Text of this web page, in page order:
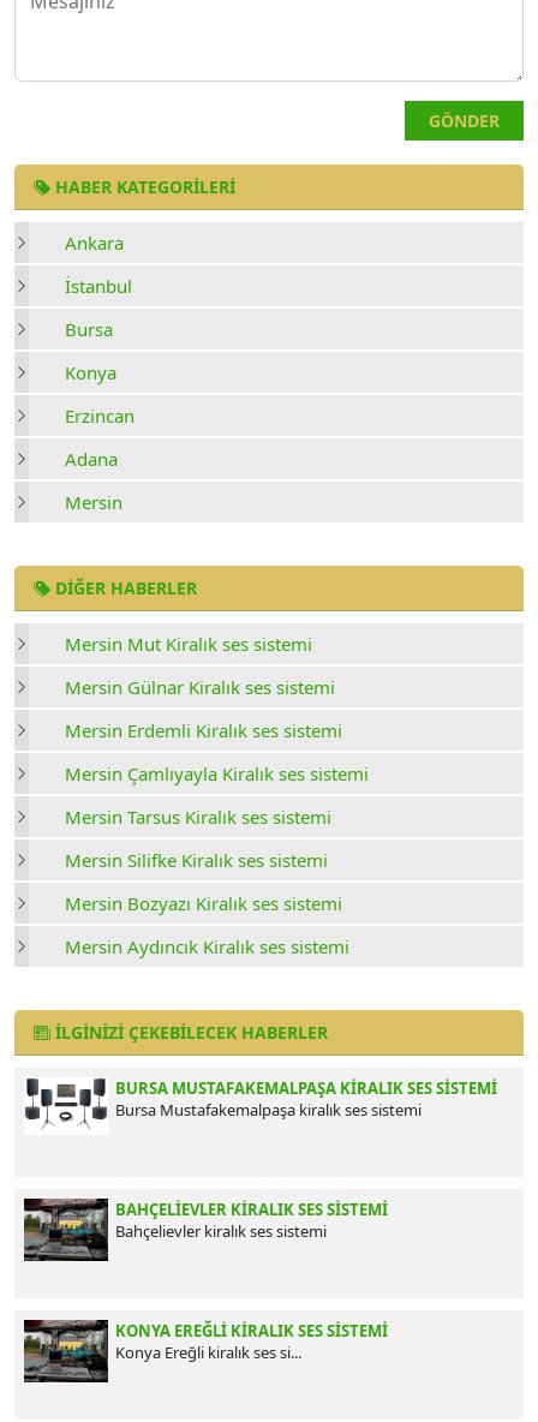
HABER KATEGORILERI
Ankara
İstanbul
Bursa
Konya
Erzincan
Adana
Mersin
DIĞER HABERLER
Mersin Mut Kiralık ses sistemi
Mersin Gülnar Kiralık ses sistemi
Mersin Erdemli Kiralık ses sistemi
Mersin Çamlıyayla Kiralık ses sistemi
Mersin Tarsus Kiralık ses sistemi
Mersin Silifke Kiralık ses sistemi
Mersin Bozyazı Kiralık ses sistemi
Mersin Aydıncık Kiralık ses sistemi
İLGINIZI ÇEKEBILECEK HABERLER
BURSA MUSTAFAKEMALPAŞA KIRALIK SES SISTEMI
Bursa Mustafakemalpaşa kiralık ses sistemi
BAHÇELIEVLER KIRALIK SES SISTEMI
Bahçelievler kiralık ses sistemi
KONYA EREĞLI​​​​​​​ KIRALIK SES SISTEMI
Konya Ereğli​​​​​​​ kiralık ses si...
GÖNDER